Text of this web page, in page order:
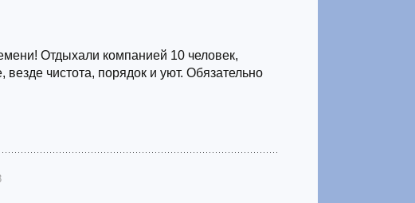
Отдыхали компанией 10 человек,
везде чистота, порядок и уют. Обязательно